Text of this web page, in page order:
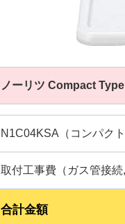
ノーリツ Compact Type
N1C04KSA（コンパク
取付工事費（ガス管接続
合計金額